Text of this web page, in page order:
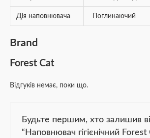
Дія наповнювача Поглинаючий
Brand
Forest Cat
Відгуків немає, поки що.
Будьте першим, хто залишив
“Наповнювач гігієнічний Forest